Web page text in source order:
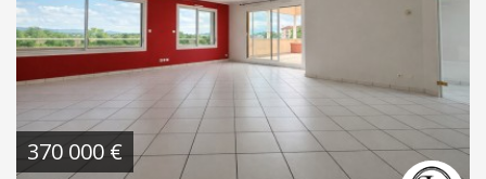
370 000 €